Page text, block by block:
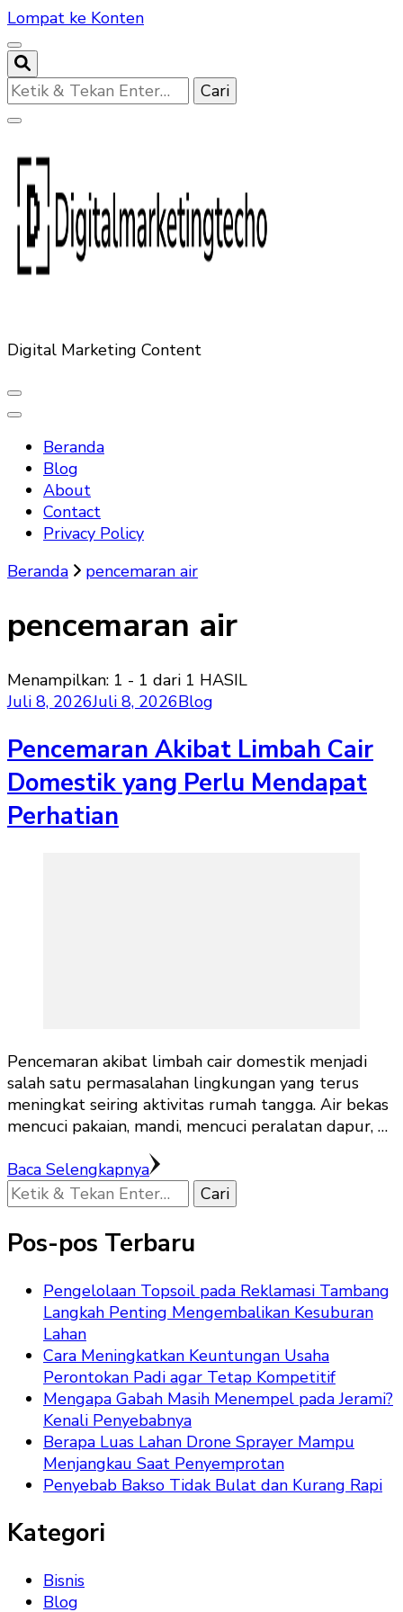
Lompat ke Konten
Mencari
Sesuatu?
Digital Marketing Content
Beranda
Blog
About
Contact
Privacy Policy
Beranda
pencemaran air
pencemaran air
Menampilkan: 1 - 1 dari 1 HASIL
Juli 8, 2026Juli 8, 2026Blog
Pencemaran Akibat Limbah Cair
Domestik yang Perlu Mendapat
Perhatian
Pencemaran akibat limbah cair domestik menjadi
salah satu permasalahan lingkungan yang terus
meningkat seiring aktivitas rumah tangga. Air bekas
mencuci pakaian, mandi, mencuci peralatan dapur, …
Baca Selengkapnya
Mencari
Sesuatu?
Pos-pos Terbaru
Pengelolaan Topsoil pada Reklamasi Tambang
Langkah Penting Mengembalikan Kesuburan
Lahan
Cara Meningkatkan Keuntungan Usaha
Perontokan Padi agar Tetap Kompetitif
Mengapa Gabah Masih Menempel pada Jerami?
Kenali Penyebabnya
Berapa Luas Lahan Drone Sprayer Mampu
Menjangkau Saat Penyemprotan
Penyebab Bakso Tidak Bulat dan Kurang Rapi
Kategori
Bisnis
Blog